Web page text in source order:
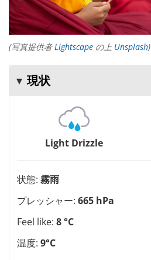
(写真提供者 Lightscape の上 Unsplash)
現状
Light Drizzle
状態: 霧雨
プレッシャー: 665 hPa
Feel like: 8 °C
温度: 9°C